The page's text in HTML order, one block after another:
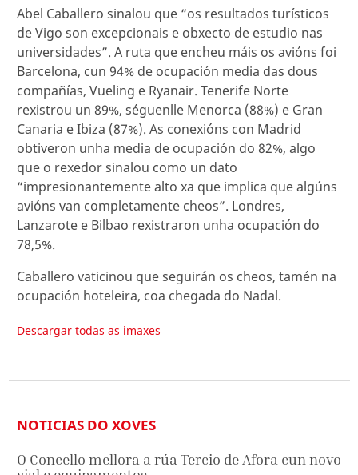
Abel Caballero sinalou que “os resultados turísticos
de Vigo son excepcionais e obxecto de estudio nas
universidades”. A ruta que encheu máis os avións foi
Barcelona, cun 94% de ocupación media das dous
compañías, Vueling e Ryanair. Tenerife Norte
rexistrou un 89%, séguenlle Menorca (88%) e Gran
Canaria e Ibiza (87%). As conexións con Madrid
obtiveron unha media de ocupación do 82%, algo
que o rexedor sinalou como un dato
“impresionantemente alto xa que implica que algúns
avións van completamente cheos”. Londres,
Lanzarote e Bilbao rexistraron unha ocupación do
78,5%.
Caballero vaticinou que seguirán os cheos, tamén na
ocupación hoteleira, coa chegada do Nadal.
Descargar todas as imaxes
NOTICIAS DO XOVES
O Concello mellora a rúa Tercio de Afora cun novo